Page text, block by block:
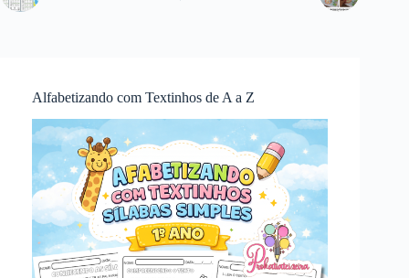
Alfabetizando com Textinhos de A a Z